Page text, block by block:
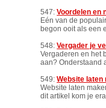
547:Voordelen en
Eén van de
begon ooit als een
548:Vergader je
Vergaderen en het
aan? Onderstaand
549:Website laten
Website laten
dit artikel kom je